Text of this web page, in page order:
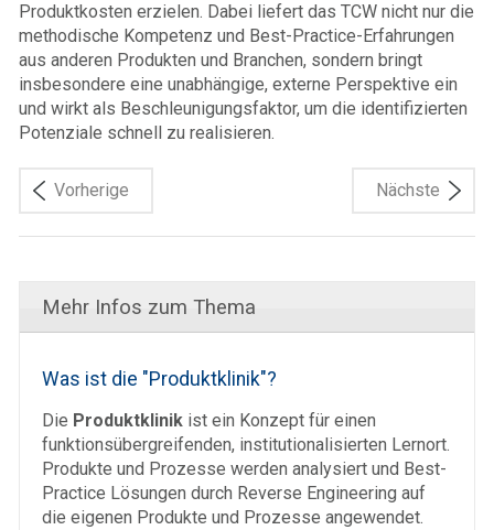
Produktkosten erzielen. Dabei liefert das TCW nicht nur die
methodische Kompetenz und Best-Practice-Erfahrungen
aus anderen Produkten und Branchen, sondern bringt
insbesondere eine unabhängige, externe Perspektive ein
und wirkt als Beschleunigungsfaktor, um die identifizierten
Potenziale schnell zu realisieren.
Vorherige Nächste
Mehr Infos zum Thema
Was ist die "Produktklinik"?
Die Produktklinik ist ein Konzept für einen
funktionsübergreifenden, institutionalisierten Lernort.
Produkte und Prozesse werden analysiert und Best-
Practice Lösungen durch Reverse Engineering auf
die eigenen Produkte und Prozesse angewendet.